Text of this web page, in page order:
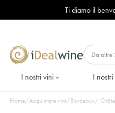
Ti diamo il
I nostri vini I
Home/Acquistare vini/Bordeaux/